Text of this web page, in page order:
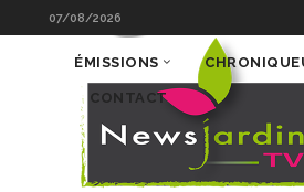
07/08/2026
ÉMISSIONS
CONTACT